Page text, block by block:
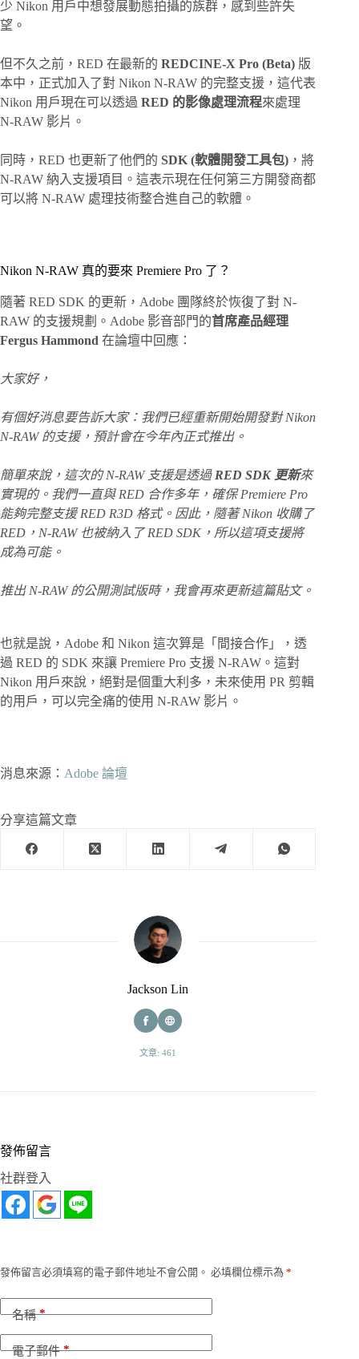
少 Nikon 用戶中想發展動態拍攝的族群，感到些許失
望。
但不久之前，RED 在最新的 REDCINE-X Pro (Beta) 版
本中，正式加入了對 Nikon N-RAW 的完整支援，這代表
Nikon 用戶現在可以透過 RED 的影像處理流程來處理
N-RAW 影片。
同時，RED 也更新了他們的 SDK (軟體開發工具包) ，將
N-RAW 納入支援項目。這表示現在任何第三方開發商都
可以將 N-RAW 處理技術整合進自己的軟體。
Nikon N-RAW 真的要來 Premiere Pro 了？
隨著 RED SDK 的更新，Adobe 團隊終於恢復了對 N-
RAW 的支援規劃。Adobe 影音部門的首席產品經理
Fergus Hammond 在論壇中回應：
大家好，
有個好消息要告訴大家：我們已經重新開始開發對 Nikon
N-RAW 的支援，預計會在今年內正式推出。
簡單來說，這次的 N-RAW 支援是透過 RED SDK 更新來
實現的。我們一直與 RED 合作多年，確保 Premiere Pro
能夠完整支援 RED R3D 格式。因此，隨著 Nikon 收購了
RED，N-RAW 也被納入了 RED SDK，所以這項支援將
成為可能。
推出 N-RAW 的公開測試版時，我會再來更新這篇貼文。
也就是說，Adobe 和 Nikon 這次算是「間接合作」，透
過 RED 的 SDK 來讓 Premiere Pro 支援 N-RAW。這對
Nikon 用戶來說，絕對是個重大利多，未來使用 PR 剪輯
的用戶，可以完全痛的使用 N-RAW 影片。
消息來源： Adobe 論壇
分享這篇文章
Jackson Lin
文章: 461
發佈留言
社群登入
發佈留言必須填寫的電子郵件地址不會公開。 必填欄位標示為 *
名稱*
電子郵件*